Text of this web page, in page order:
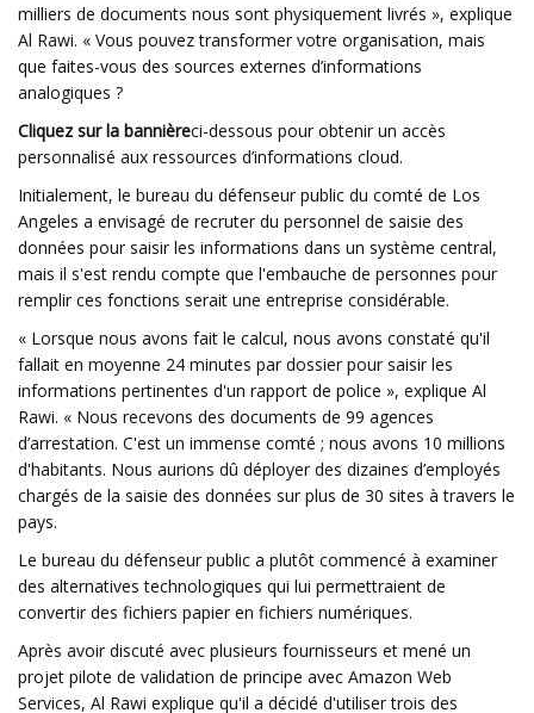
milliers de documents nous sont physiquement livrés », explique
Al Rawi. « Vous pouvez transformer votre organisation, mais
que faites-vous des sources externes d’informations
analogiques ?
Cliquez sur la bannièreci-dessous pour obtenir un accès
personnalisé aux ressources d’informations cloud.
Initialement, le bureau du défenseur public du comté de Los
Angeles a envisagé de recruter du personnel de saisie des
données pour saisir les informations dans un système central,
mais il s'est rendu compte que l'embauche de personnes pour
remplir ces fonctions serait une entreprise considérable.
« Lorsque nous avons fait le calcul, nous avons constaté qu'il
fallait en moyenne 24 minutes par dossier pour saisir les
informations pertinentes d'un rapport de police », explique Al
Rawi. « Nous recevons des documents de 99 agences
d’arrestation. C'est un immense comté ; nous avons 10 millions
d'habitants. Nous aurions dû déployer des dizaines d’employés
chargés de la saisie des données sur plus de 30 sites à travers le
pays.
Le bureau du défenseur public a plutôt commencé à examiner
des alternatives technologiques qui lui permettraient de
convertir des fichiers papier en fichiers numériques.
Après avoir discuté avec plusieurs fournisseurs et mené un
projet pilote de validation de principe avec Amazon Web
Services, Al Rawi explique qu'il a décidé d'utiliser trois des